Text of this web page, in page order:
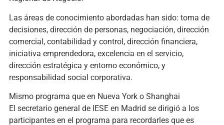
Las áreas de conocimiento abordadas han sido: toma de
decisiones, dirección de personas, negociación, dirección
comercial, contabilidad y control, dirección financiera,
iniciativa emprendedora, excelencia en el servicio,
dirección estratégica y entorno económico, y
responsabilidad social corporativa.
Mismo programa que en Nueva York o Shanghai
El secretario general de IESE en Madrid se dirigió a los
participantes en el programa para recordarles que es